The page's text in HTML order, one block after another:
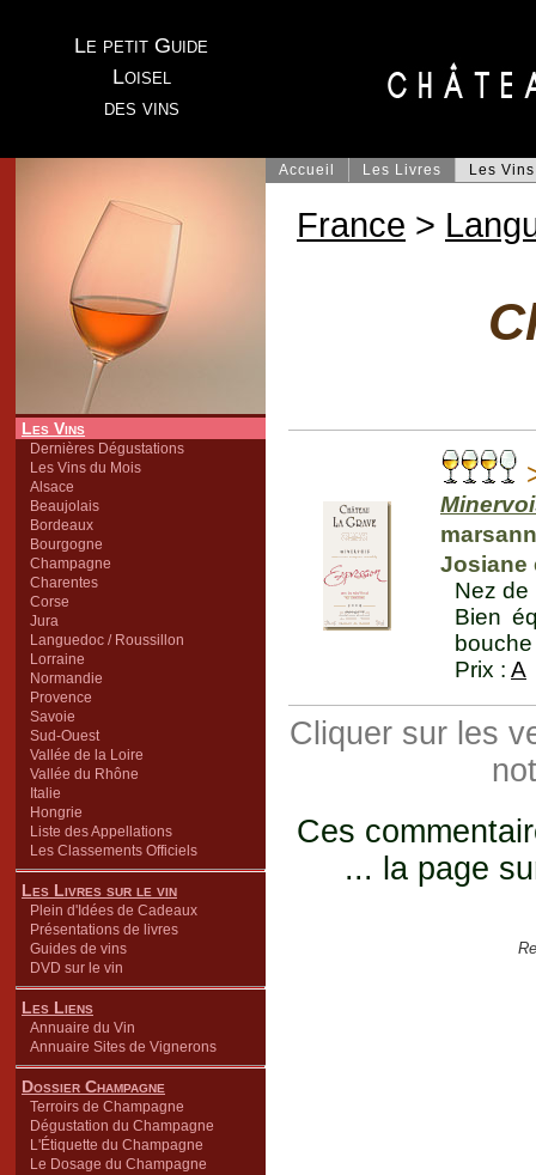
Le petit Guide
Loisel
des vins
Les Vins
Dernières Dégustations
Les Vins du Mois
Alsace
Beaujolais
Bordeaux
Bourgogne
Champagne
Charentes
Corse
Jura
Languedoc / Roussillon
Lorraine
Normandie
Provence
Savoie
Sud-Ouest
Vallée de la Loire
Vallée du Rhône
Italie
Hongrie
Liste des Appellations
Les Classements Officiels
Les Livres sur le vin
Plein d'Idées de Cadeaux
Présentations de livres
Guides de vins
DVD sur le vin
Les Liens
Annuaire du Vin
Annuaire Sites de Vignerons
Dossier Champagne
Terroirs de Champagne
Dégustation du Champagne
L'Étiquette du Champagne
Le Dosage du Champagne
Accueil Les Livres Les Vins
France >
Josiane
Nez de
Bien
Prix : A
Cliquer sur les
Ces
... la page